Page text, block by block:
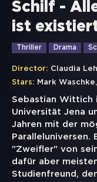
Schilf -
ist
Thriller Drama
Director: Claudia
Stars: Mark Waschke,
Sebastian Wittich
Universität Jena
Jahren mit der
Paralleluniversen.
"Zweifler" von
dafür aber
Studienfreund,